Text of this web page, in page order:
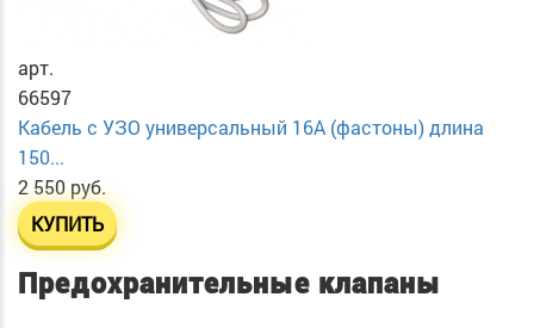
арт.
66597
Кабель с УЗО универсальный 16А (фастоны) длина
150...
2 550 руб.
КУПИТЬ
Предохранительные клапаны